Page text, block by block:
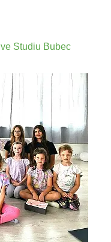
Studiu Bubec